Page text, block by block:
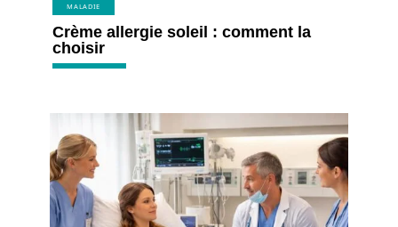
MALADIE
Crème allergie soleil : comment la
choisir